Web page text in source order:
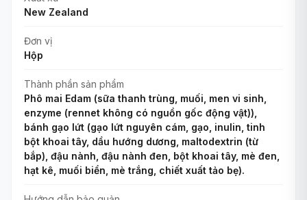
New Zealand
Đơn vị
Hộp
Thành phần sản phẩm
Phô mai Edam (sữa thanh trùng, muối, men vi sinh,
enzyme (rennet không có nguồn gốc động vật)),
bánh gạo lứt (gạo lứt nguyên cám, gạo, inulin, tinh
bột khoai tây, dầu hướng dương, maltodextrin (từ
bắp), đậu nành, đậu nành đen, bột khoai tây, mè đen,
hạt kê, muối biển, mè trắng, chiết xuất tảo bẹ).